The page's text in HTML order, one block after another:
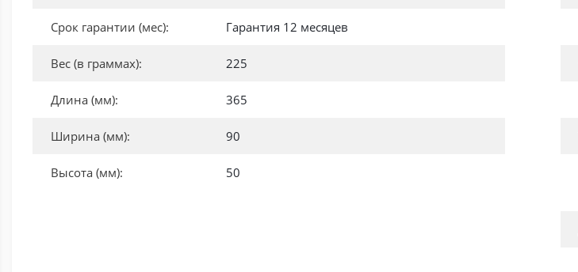
Срок гарантии (мес): Гарантия 12 месяцев
Вес (в граммах): 225
Длина (мм): 365
Ширина (мм): 90
Высота (мм): 50